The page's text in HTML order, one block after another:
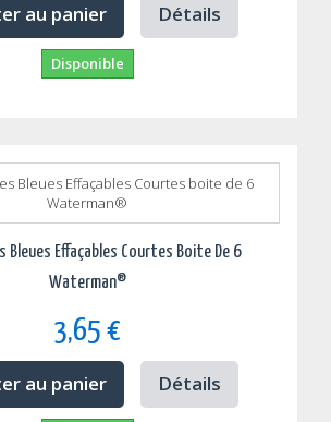
au panier Détails
Disponible
Bleues Effaçables Courtes Boite De 6
Waterman®
3,65 €
au panier Détails